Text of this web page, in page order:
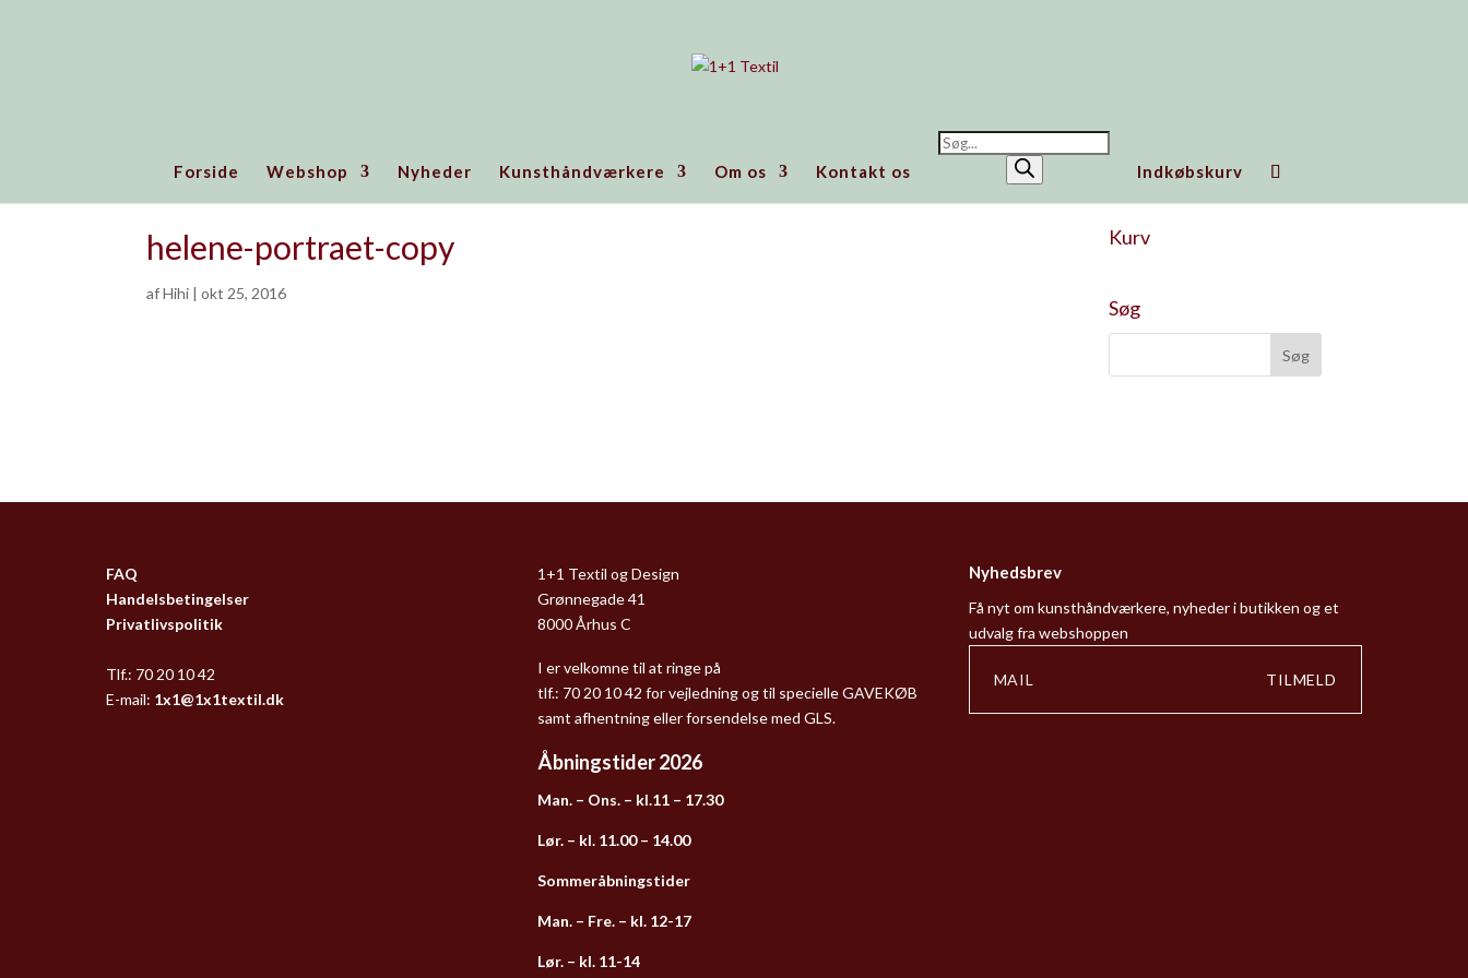
Forside Webshop Nyheder Kunsthåndværkere Om os Kontakt os
Products
search
Indkøbskurv
helene-portraet-copy
afHihi |okt 25, 2016
Kurv
Søg
FAQ
Handelsbetingelser
Privatlivspolitik
Tlf.: 70 20 10 42
E-mail: 1x1@1x1textil.dk
1+1 Textil og Design
Grønnegade 41
8000 Århus C
I er velkomne til at ringe på
tlf.: 70 20 10 42 for vejledning og til specielle GAVEKØB
samt afhentning eller forsendelse med GLS.
Åbningstider 2026
Man. – Ons. – kl.11 – 17.30
Lør. – kl. 11.00 – 14.00
Sommeråbningstider
Man. – Fre. – kl. 12-17
Lør. – kl. 11-14
Nyhedsbrev
Få nyt om kunsthåndværkere, nyheder i butikken og et
udvalg fra webshoppen
TILMELD